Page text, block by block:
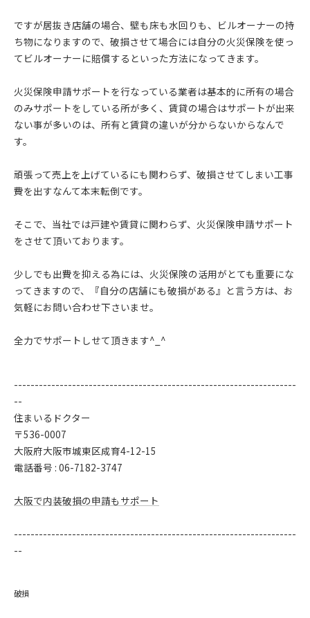
ですが居抜き店舗の場合、壁も床も水回りも、ビルオーナーの持
ち物になりますので、破損させて場合には自分の火災保険を使っ
てビルオーナーに賠償するといった方法になってきます。
火災保険申請サポートを行なっている業者は基本的に所有の場合
のみサポートをしている所が多く、賃貸の場合はサポートが出来
ない事が多いのは、所有と賃貸の違いが分からないからなんで
す。
頑張って売上を上げているにも関わらず、破損させてしまい工事
費を出すなんて本末転倒です。
そこで、当社では戸建や賃貸に関わらず、火災保険申請サポート
をさせて頂いております。
少しでも出費を抑える為には、火災保険の活用がとても重要にな
ってきますので、『自分の店舗にも破損がある』と言う方は、お
気軽にお問い合わせ下さいませ。
全力でサポートしせて頂きます^_^
--------------------------------------------------------------------
--
住まいるドクター
〒536-0007
大阪府大阪市城東区成育4-12-15
電話番号 : 06-7182-3747
大阪で内装破損の申請もサポート
--------------------------------------------------------------------
--
破損